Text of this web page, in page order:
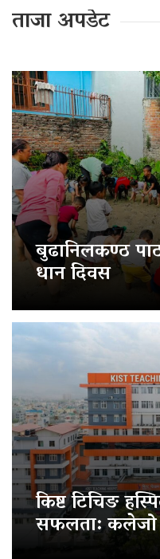
ताजा अपडेट
बुढानिलकण्ठ
धान दिवस
किष्ट टिचिङ
सफलता: कलेजो